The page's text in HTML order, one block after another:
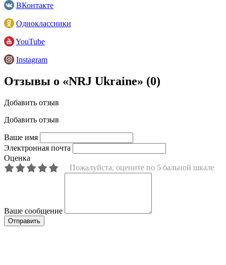
ВКонтакте
Одноклассники
YouTube
Instagram
Отзывы о «NRJ Ukraine» (0)
Добавить отзыв
Добавить отзыв
Ваше имя
Электронная почта
Оценка
Пожалуйста, оцените по 5 бальной шкале
Ваше сообщение